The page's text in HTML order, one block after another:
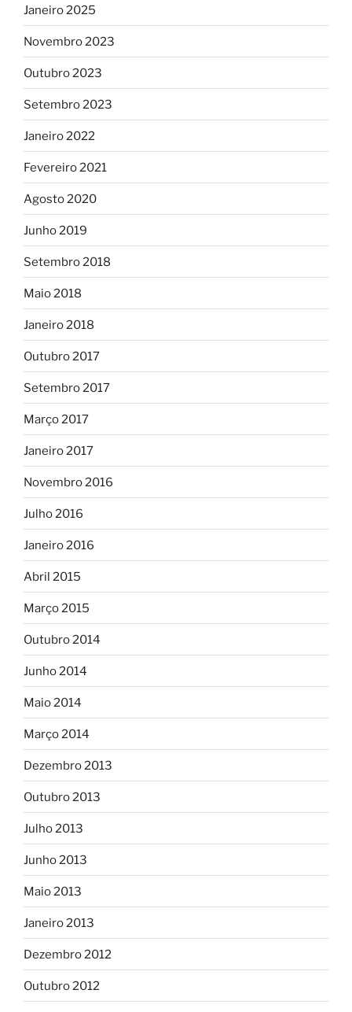
Janeiro 2025
Novembro 2023
Outubro 2023
Setembro 2023
Janeiro 2022
Fevereiro 2021
Agosto 2020
Junho 2019
Setembro 2018
Maio 2018
Janeiro 2018
Outubro 2017
Setembro 2017
Março 2017
Janeiro 2017
Novembro 2016
Julho 2016
Janeiro 2016
Abril 2015
Março 2015
Outubro 2014
Junho 2014
Maio 2014
Março 2014
Dezembro 2013
Outubro 2013
Julho 2013
Junho 2013
Maio 2013
Janeiro 2013
Dezembro 2012
Outubro 2012